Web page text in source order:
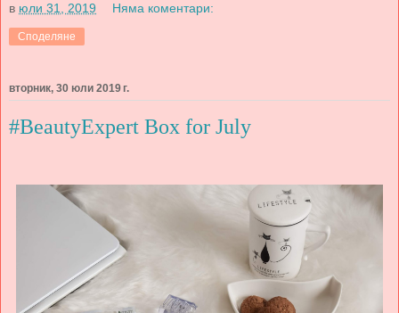
в юли 31, 2019 Няма коментари:
Споделяне
вторник, 30 юли 2019 г.
#BeautyExpert Box for July